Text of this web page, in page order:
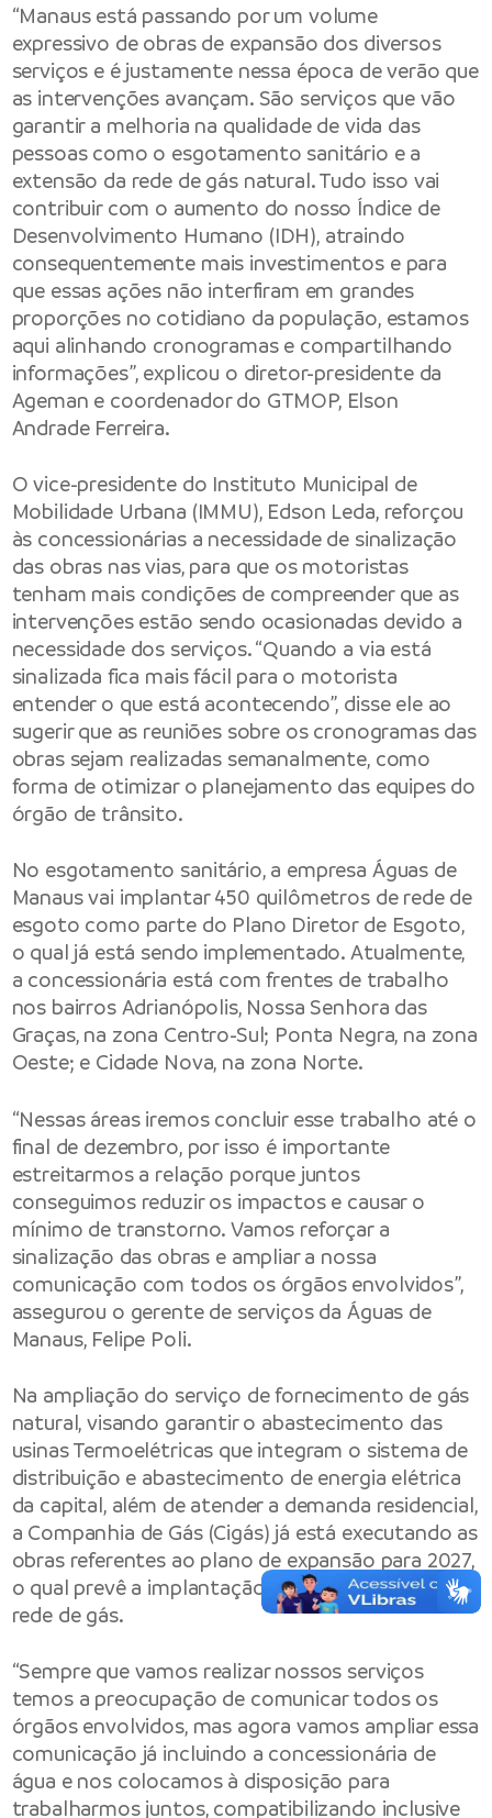
“Manaus está passando por um volume
expressivo de obras de expansão dos diversos
serviços e é justamente nessa época de verão que
as intervenções avançam. São serviços que vão
garantir a melhoria na qualidade de vida das
pessoas como o esgotamento sanitário e a
extensão da rede de gás natural. Tudo isso vai
contribuir com o aumento do nosso Índice de
Desenvolvimento Humano (IDH), atraindo
consequentemente mais investimentos e para
que essas ações não interfiram em grandes
proporções no cotidiano da população, estamos
aqui alinhando cronogramas e compartilhando
informações”, explicou o diretor-presidente da
Ageman e coordenador do GTMOP, Elson
Andrade Ferreira.
O vice-presidente do Instituto Municipal de
Mobilidade Urbana (IMMU), Edson Leda, reforçou
às concessionárias a necessidade de sinalização
das obras nas vias, para que os motoristas
tenham mais condições de compreender que as
intervenções estão sendo ocasionadas devido a
necessidade dos serviços. “Quando a via está
sinalizada fica mais fácil para o motorista
entender o que está acontecendo”, disse ele ao
sugerir que as reuniões sobre os cronogramas das
obras sejam realizadas semanalmente, como
forma de otimizar o planejamento das equipes do
órgão de trânsito.
No esgotamento sanitário, a empresa Águas de
Manaus vai implantar 450 quilômetros de rede de
esgoto como parte do Plano Diretor de Esgoto,
o qual já está sendo implementado. Atualmente,
a concessionária está com frentes de trabalho
nos bairros Adrianópolis, Nossa Senhora das
Graças, na zona Centro-Sul; Ponta Negra, na zona
Oeste; e Cidade Nova, na zona Norte.
“Nessas áreas iremos concluir esse trabalho até o
final de dezembro, por isso é importante
estreitarmos a relação porque juntos
conseguimos reduzir os impactos e causar o
mínimo de transtorno. Vamos reforçar a
sinalização das obras e ampliar a nossa
comunicação com todos os órgãos envolvidos”,
assegurou o gerente de serviços da Águas de
Manaus, Felipe Poli.
Na ampliação do serviço de fornecimento de gás
natural, visando garantir o abastecimento das
usinas Termoelétricas que integram o sistema de
distribuição e abastecimento de energia elétrica
da capital, além de atender a demanda residencial,
a Companhia de Gás (Cigás) já está executando as
obras referentes ao plano de expansão para 2027,
o qual prevê a implantação de 427 quilômetros de
rede de gás.
“Sempre que vamos realizar nossos serviços
temos a preocupação de comunicar todos os
órgãos envolvidos, mas agora vamos ampliar essa
comunicação já incluindo a concessionária de
água e nos colocamos à disposição para
trabalharmos juntos, compatibilizando inclusive